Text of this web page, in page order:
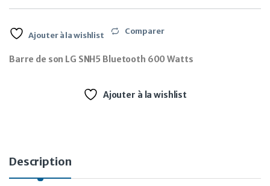
Ajouter à la wishlist Comparer
Barre de son LG SNH5 Bluetooth 600 Watts
Ajouter à la wishlist
Description